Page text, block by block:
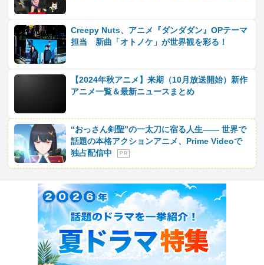
Creepy Nuts、アニメ『ダンダダン』OPテーマ
担当 新曲「オトノケ」が世界観を彩る！
【2024年秋アニメ】来期（10月放送開始）新作
アニメ一覧＆最新ニュースまとめ
“おっさん剣聖”の一太刀に宿る人生―― 世界で
話題の本格アクションアニメ、Prime Videoで
独占配信中
P R